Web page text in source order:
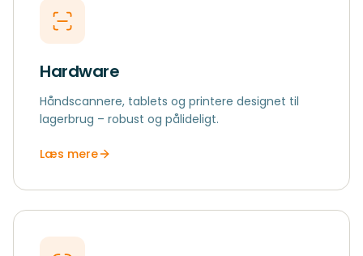
Hardware
Håndscannere, tablets og printere designet til
lagerbrug – robust og pålideligt.
Læs mere